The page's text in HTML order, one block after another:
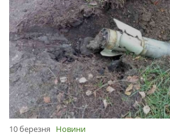
10 березня Новини